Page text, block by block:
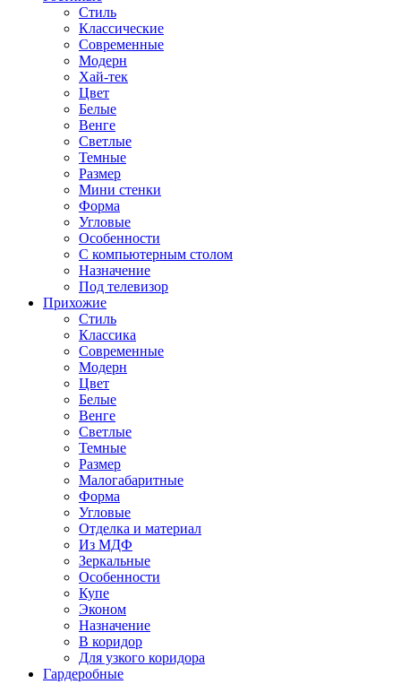
Стиль
Классические
Современные
Модерн
Хай-тек
Цвет
Белые
Венге
Светлые
Темные
Размер
Мини стенки
Форма
Угловые
Особенности
С компьютерным столом
Назначение
Под телевизор
Прихожие
Стиль
Классика
Современные
Модерн
Цвет
Белые
Венге
Светлые
Темные
Размер
Малогабаритные
Форма
Угловые
Отделка и материал
Из МДФ
Зеркальные
Особенности
Купе
Эконом
Назначение
В коридор
Для узкого коридора
Гардеробные